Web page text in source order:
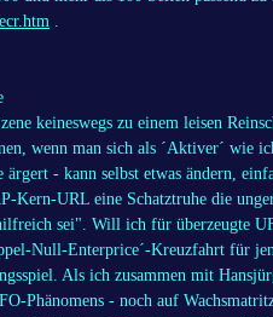
.
keineswegs zu einem leisen
wenn man sich als ´Aktiver´ wie
- kann selbst etwas ändern,
Kern-URL eine Schatztruhe die
sei". Will ich für überzeugte
Null-Enterprice´-Kreuzfahrt für
Als ich zusammen mit
Phänomens - noch auf